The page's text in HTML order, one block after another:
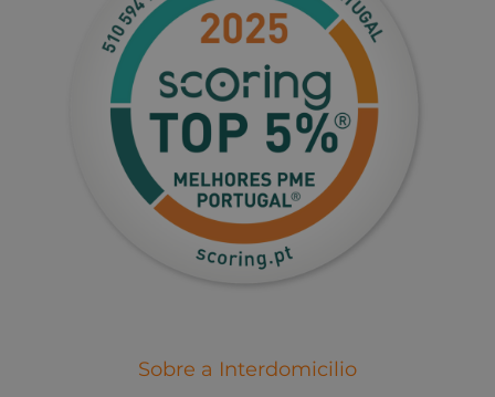
Sobre a Interdomicilio